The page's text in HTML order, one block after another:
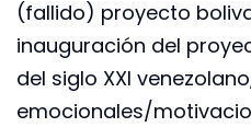
(fallido) proyecto
inauguración del
del siglo XXI
emocionales/